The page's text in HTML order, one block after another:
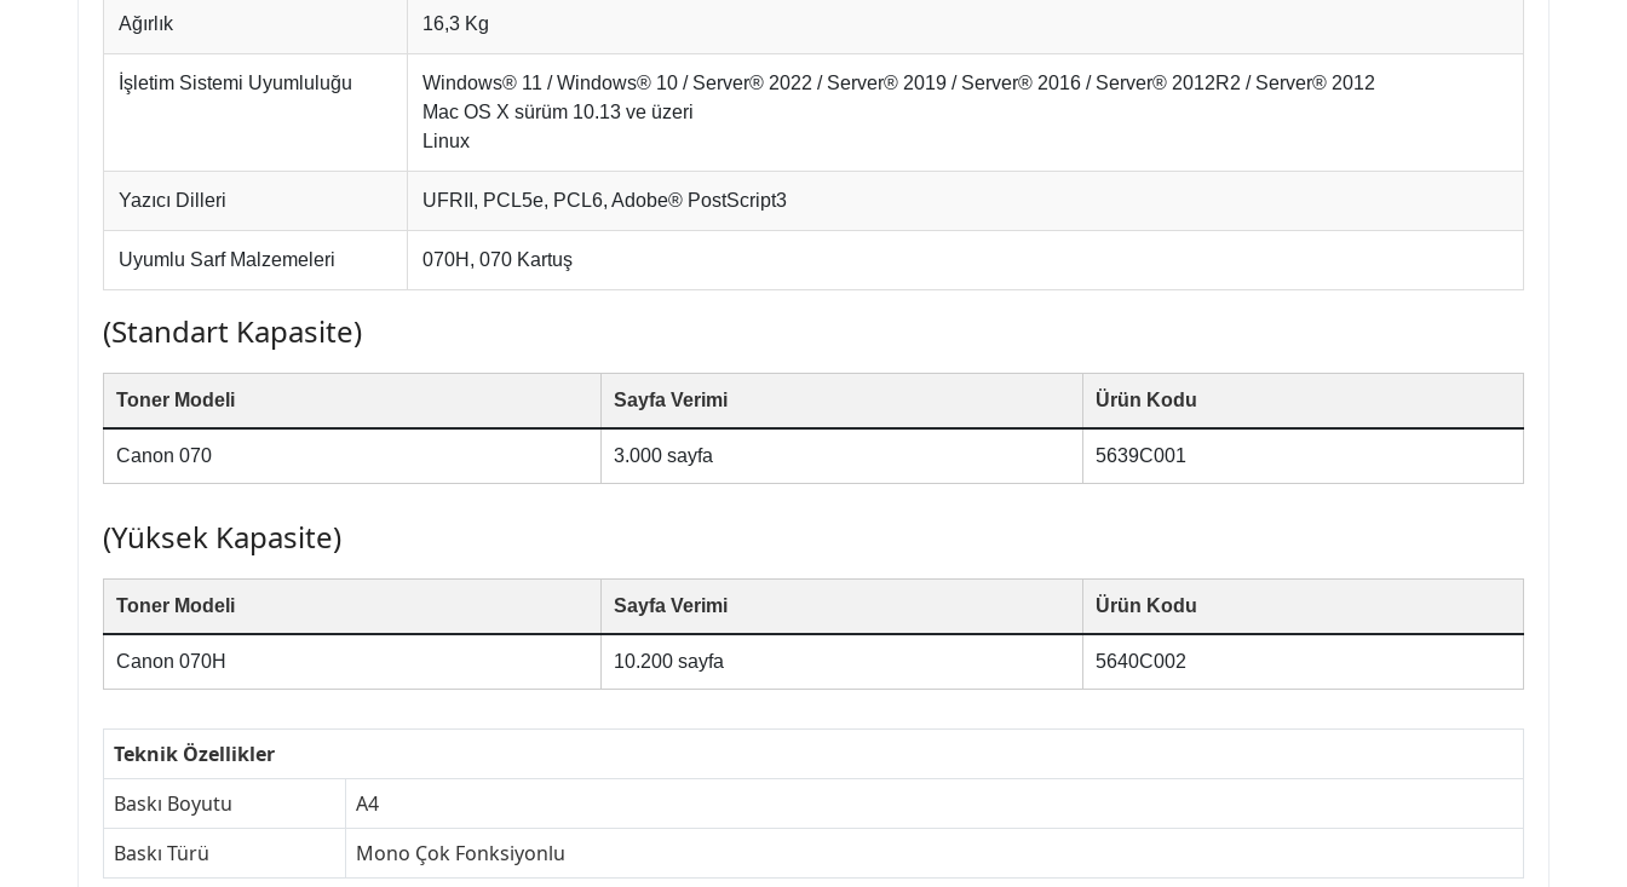
Ağırlık 16,3 Kg
İşletim Sistemi Uyumluluğu
Windows® 11 / Windows® 10 / Server® 2022 / Server® 2019 / Server® 2016 / Server® 2012R2 / Server® 2012
Mac OS X sürüm 10.13 ve üzeri
Linux
Yazıcı Dilleri UFRII, PCL5e, PCL6, Adobe® PostScript3
Uyumlu Sarf Malzemeleri 070H, 070 Kartuş
(Standart Kapasite)
Toner Modeli Sayfa Verimi Ürün Kodu
Canon 070 3.000 sayfa 5639C001
(Yüksek Kapasite)
Toner Modeli Sayfa Verimi Ürün Kodu
Canon 070H 10.200 sayfa 5640C002
Teknik Özellikler
Baskı Boyutu
A4
Baskı Türü
Mono Çok Fonksiyonlu